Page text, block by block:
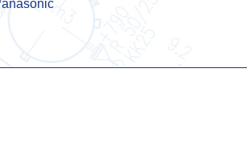
1999
1997
1996